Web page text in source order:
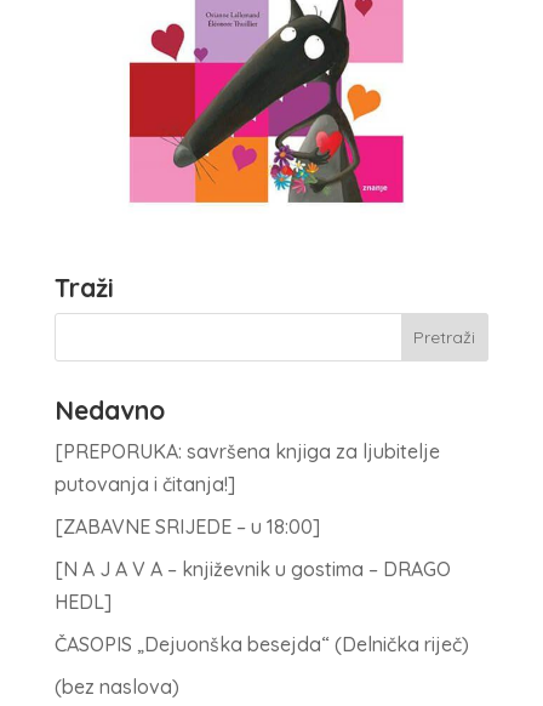
Traži
Nedavno
[PREPORUKA: savršena knjiga za ljubitelje
putovanja i čitanja!]
[ZABAVNE SRIJEDE – u 18:00]
[N A J A V A – književnik u gostima – DRAGO
HEDL]
ČASOPIS „Dejuonška besejda“ (Delnička riječ)
(bez naslova)